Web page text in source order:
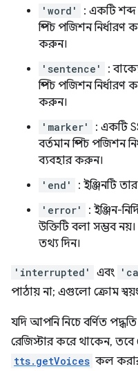
'word'
: একটি শব্দ
স্পিচ পজিশন নির্ধারণ
করুন।
'sentence'
:
স্পিচ পজিশন নির্ধারণ
করুন।
'marker'
: একটি
বর্তমান স্পিচ পজিশন
ব্যবহার করুন।
'end' : ইঞ্জিনটি
'error'
: ইঞ্জিন-
উক্তিটি বলা সম্ভব নয়।
তথ্য দিন।
'interrupted' এবং
পাঠায় না; এগুলো ক্রোম
যদি আপনি নিচে বর্ণিত
রেজিস্টার করে থাকেন, তবে
tts.getVoices কল